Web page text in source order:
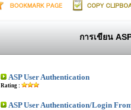
การเขียน
ASP User Authentication
Rating :
ASP User Authentication/Login